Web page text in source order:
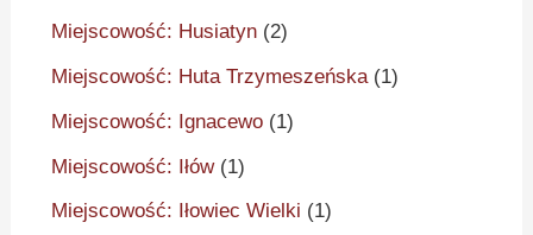
Miejscowość: Husiatyn (2)
Miejscowość: Huta Trzymeszeńska(1)
Miejscowość: Ignacewo (1)
Miejscowość: Iłów(1)
Miejscowość: Iłowiec Wielki (1)